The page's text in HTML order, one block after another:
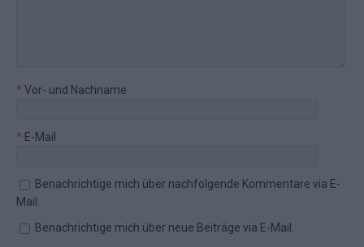
* Vor- und Nachname
* E-Mail
Benachrichtige mich über nachfolgende Kommentare via E-
Mail.
Benachrichtige mich über neue Beiträge via E-Mail.